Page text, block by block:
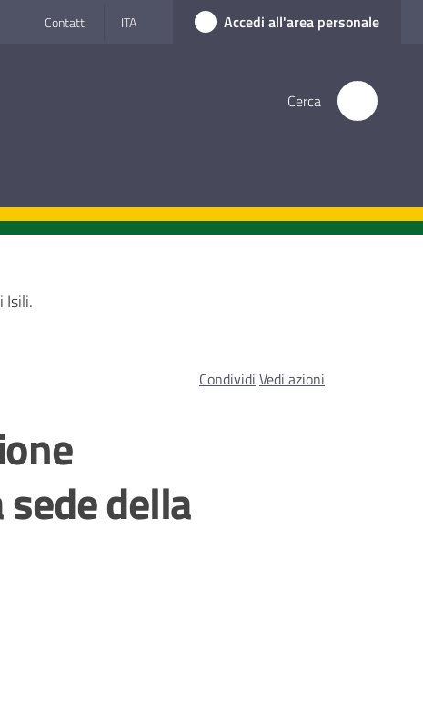
Contatti ITA Accedi all'area personale
Cerca
Isili.
della
Condividi Vedi azioni